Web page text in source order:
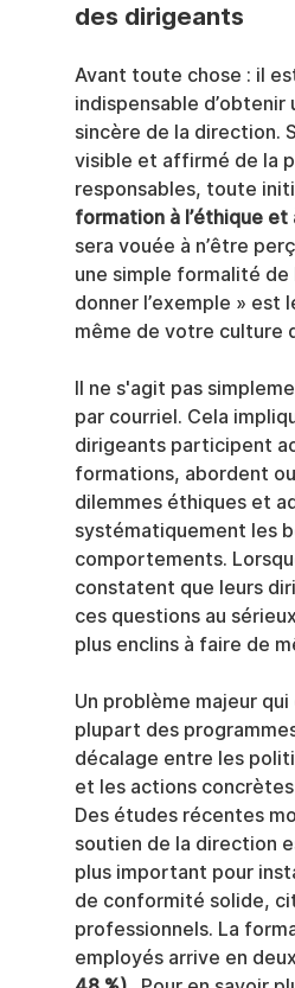
des dirigeants
Avant toute chose : il
indispensable d’obtenir
sincère de la direction.
visible et affirmé de la
responsables, toute
formation à l’éthique
sera vouée à n’être
une simple formalité de
donner l’exemple » est
même de votre culture
Il ne s'agit pas
par courriel. Cela
dirigeants participent
formations, abordent
dilemmes éthiques et
systématiquement les
comportements.
constatent que leurs
ces questions au
plus enclins à faire de
Un problème majeur
plupart des
décalage entre les
et les actions
Des études récentes
soutien de la direction
plus important pour
de conformité solide,
professionnels. La
employés arrive en